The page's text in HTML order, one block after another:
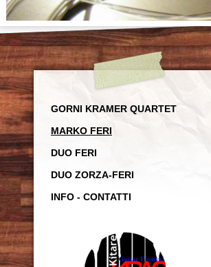
GORNI KRAMER QUARTET
MARKO FERI
DUO FERI
DUO ZORZA-FERI
INFO - CONTATTI